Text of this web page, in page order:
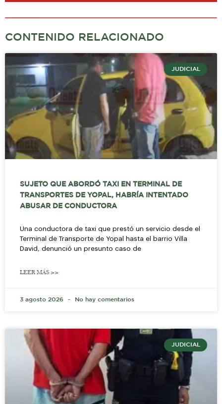
CONTENIDO RELACIONADO
JUDICIAL
SUJETO QUE ABORDÓ TAXI EN TERMINAL DE
TRANSPORTES DE YOPAL, HABRÍA INTENTADO
ABUSAR DE CONDUCTORA
Una conductora de taxi que prestó un servicio desde el
Terminal de Transporte de Yopal hasta el barrio Villa
David, denunció un presunto caso de
LEER MÁS >>
3 agosto 2026 No hay comentarios
JUDICIAL